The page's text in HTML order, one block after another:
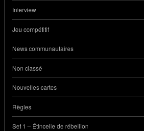
Interview
Jeu compétitif
News communautaires
Non classé
Nouvelles cartes
Règles
Set 1 – Étincelle de rébellion